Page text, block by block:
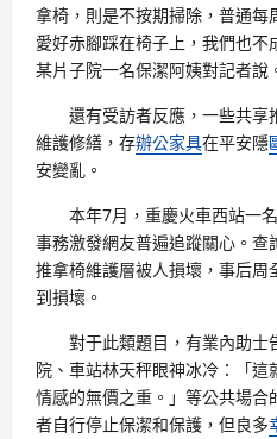
拿椅，則是不按期掃除，普通每
愛好赤腳踩在椅子上，我們也不
某片子院一名保潔阿姨對記者說
還有受訪者反應，一些共享
維護修繕，存辦公家具在平安隱
安變亂。
本年7月，重慶火車西站一
事務激發網友普遍追蹤關心。查
推拿椅維護層被人損壞，事后周
到損壞。
對于此類題目，有業內助士
院、車站林天秤眼神冰冷：「
情感的無價之重。」等公共場
者自行停止保潔和保護，但良多